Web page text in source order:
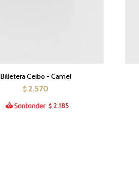
Billetera Ceibo - Camel
$ 2.570
$ 2.185